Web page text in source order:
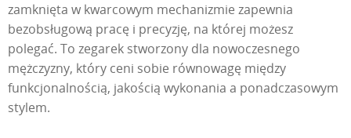
zamknięta w kwarcowym mechanizmie zapewnia
bezobsługową pracę i precyzję, na której możesz
polegać. To zegarek stworzony dla nowoczesnego
mężczyzny, który ceni sobie równowagę między
funkcjonalnością, jakością wykonania a ponadczasowym
stylem.